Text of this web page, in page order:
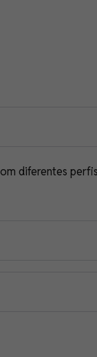
diferentes